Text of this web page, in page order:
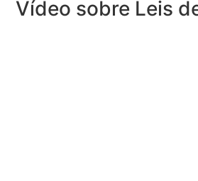
Vídeo sobre Leis